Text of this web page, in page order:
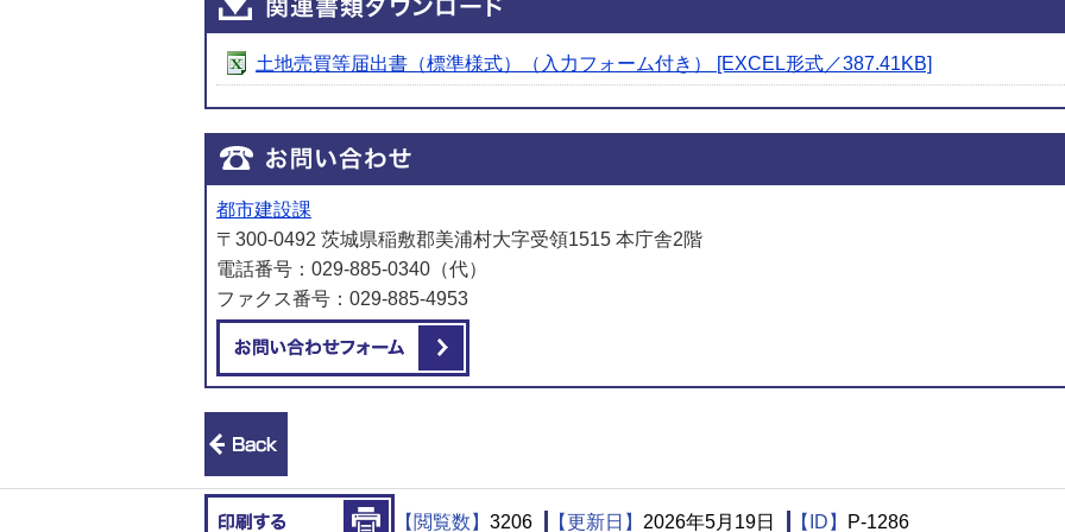
土地売買等届出書（標準様式）（入力フォーム付き） [EXCEL形式／387.41KB]
都市建設課
〒300-0492 茨城県稲敷郡美浦村大字受領1515 本庁舎2階
電話番号：029-885-0340（代）
ファクス番号：029-885-4953
印刷する
【閲覧数】 3206 【更新日】 2026年5月19日 【ID】 P-1286